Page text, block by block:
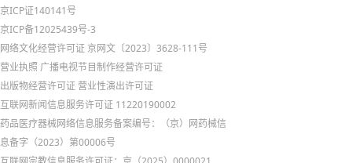
京ICP证140141号
京ICP备12025439号-3
网络文化经营许可证 京网文〔2023〕3628-111号
营业执照 广播电视节目制作经营许可证
出版物经营许可证 营业性演出许可证
互联网新闻信息服务许可证 11220190002
药品医疗器械网络信息服务备案编号：（京）网药械信
息备字（2023）第00006号